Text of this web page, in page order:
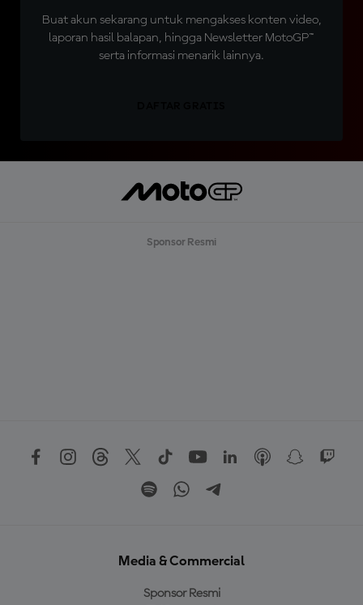
Buat akun sekarang untuk mengakses konten video,
laporan hasil balapan, hingga Newsletter MotoGP™
serta informasi menarik lainnya.
Sponsor Resmi
Media & Commercial
Sponsor Resmi